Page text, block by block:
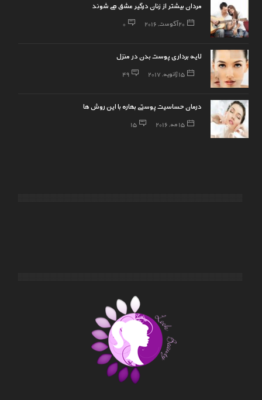
مردان بیشتر از زنان درگیر عشق می شوند
20 آگوست, 2016 0
لایه برداری پوست بدن در منزل
15 ژانویه, 2017 49
درمان حساسیت پوستی بهاره با این روش ها
15 مه, 2016 15